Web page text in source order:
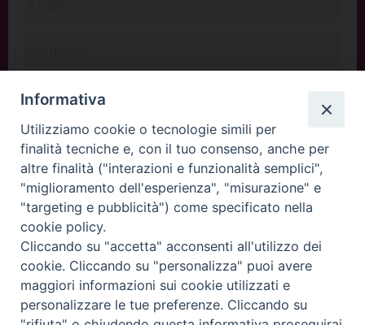
INVIA
Informativa
Utilizziamo cookie o tecnologie simili per
finalità tecniche e, con il tuo consenso, anche per
altre finalità ("interazioni e funzionalità semplici",
"miglioramento dell'esperienza", "misurazione" e
"targeting e pubblicità") come specificato nella
cookie policy.
Cliccando su "accetta" acconsenti all'utilizzo dei
cookie. Cliccando su "personalizza" puoi avere
maggiori informazioni sui cookie utilizzati e
personalizzare le tue preferenze. Cliccando su